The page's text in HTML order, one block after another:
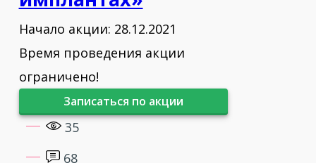
2022 – All-on-4/All-on-6 при атрофии
Начало акции: 28.12.2021
Время проведения акции
ограничено!
Записаться по акции
35
68